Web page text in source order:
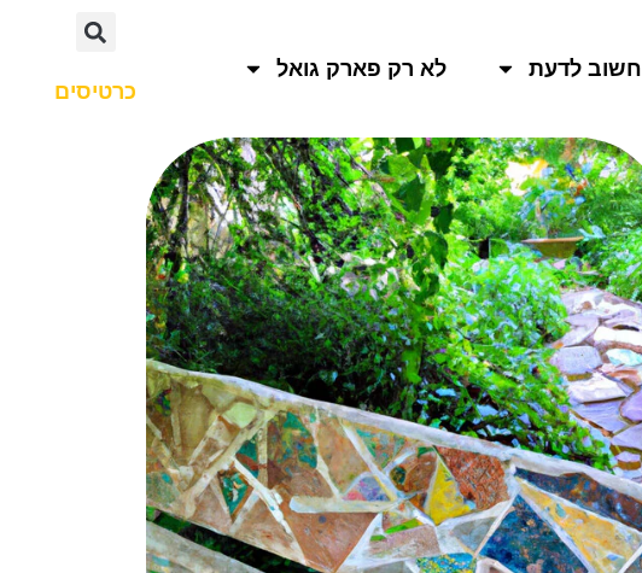
חשוב לדעת
לא רק פארק גואל
כרטיסים